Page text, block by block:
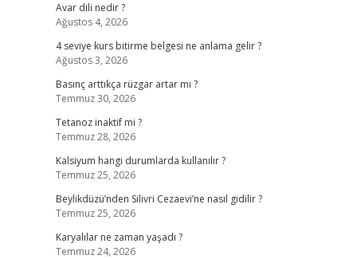
Avar dili nedir ?
Ağustos 4, 2026
4 seviye kurs bitirme belgesi ne anlama gelir ?
Ağustos 3, 2026
Basınç arttıkça rüzgar artar mı ?
Temmuz 30, 2026
Tetanoz inaktif mi ?
Temmuz 28, 2026
Kalsiyum hangi durumlarda kullanılır ?
Temmuz 25, 2026
Beylikdüzü’nden Silivri Cezaevi’ne nasıl gidilir ?
Temmuz 25, 2026
Karyalılar ne zaman yaşadı ?
Temmuz 24, 2026